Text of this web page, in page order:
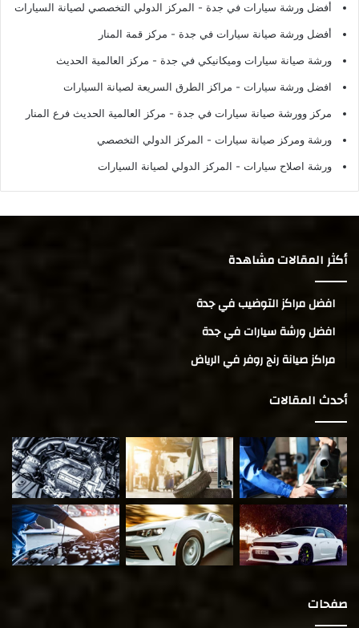
أفضل ورشة سيارات في جدة - المركز الدولي التخصصي لصيانة السيارات
أفضل ورشة صيانة سيارات في جدة - مركز قمة المنار
ورشة صيانة سيارات وميكانيكي في جدة - مركز العالمية الحديث
افضل ورشة سيارات - مراكز الطرق السريعة لصيانة السيارات
مركز وورشة صيانة سيارات في جدة - مركز العالمية الحديث فرع المنار
ورشة ومركز صيانة سيارات - المركز الدولي التخصصي
ورشة اصلاح سيارات - المركز الدولي لصيانة السيارات
أكثر المقالات مشاهدة
افضل مراكز التوضيب في جدة
افضل ورشة سيارات في جدة
مراكز صيانة رنج روفر في الرياض
أحدث المقالات
صفحات